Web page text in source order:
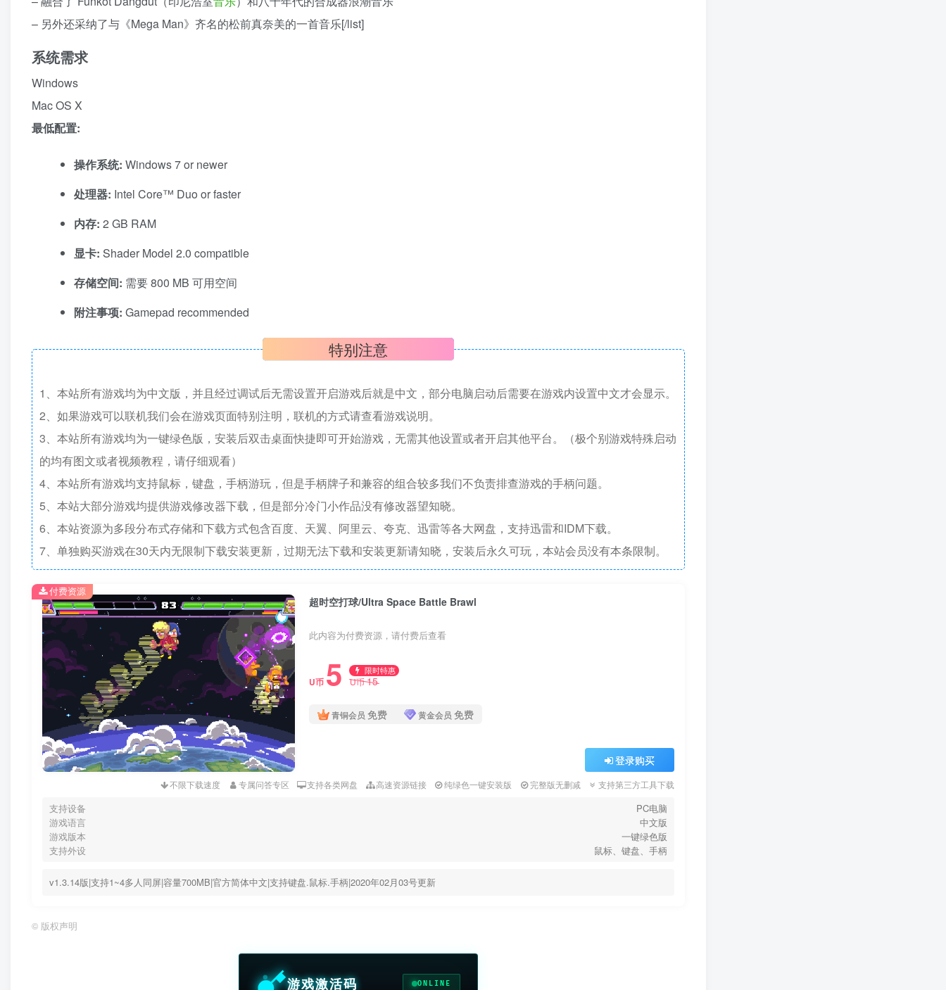
– 另外还采纳了与《Mega Man》齐名的松前真奈美的一首音乐[/list]
系统需求
Windows
Mac OS X
最低配置:
操作系统: Windows 7 or newer
处理器: Intel Core™ Duo or faster
内存: 2 GB RAM
显卡: Shader Model 2.0 compatible
存储空间: 需要 800 MB 可用空间
附注事项: Gamepad recommended
特别注意
1、本站所有游戏均为中文版，并且经过调试后无需设置开启游戏后就是中文，部分电脑启动后需要在游戏内设置中文才会显示。
2、如果游戏可以联机我们会在游戏页面特别注明，联机的方式请查看游戏说明。
3、本站所有游戏均为一键绿色版，安装后双击桌面快捷即可开始游戏，无需其他设置或者开启其他平台。（极个别游戏特殊启动
的均有图文或者视频教程，请仔细观看）
4、本站所有游戏均支持鼠标，键盘，手柄游玩，但是手柄牌子和兼容的组合较多我们不负责排查游戏的手柄问题。
5、本站大部分游戏均提供游戏修改器下载，但是部分冷门小作品没有修改器望知晓。
6、本站资源为多段分布式存储和下载方式包含百度、天翼、阿里云、夸克、迅雷等各大网盘，支持迅雷和IDM下载。
7、单独购买游戏在30天内无限制下载安装更新，过期无法下载和安装更新请知晓，安装后永久可玩，本站会员没有本条限制。
超时空打球/Ultra Space Battle Brawl
此内容为付费资源，请付费后查看
U币 5 限时特惠
U币15
青铜会员 免费 黄金会员 免费
登录购买
不限下载速度 专属问答专区 支持各类网盘 高速资源链接 纯绿色一键安装版 完整版无删减 支持第三方工具下载
支持设备
PC电脑
游戏语言
中文版
游戏版本
一键绿色版
支持外设
鼠标、键盘、手柄
v1.3.14版|支持1~4多人同屏|容量700MB|官方简体中文|支持键盘.鼠标.手柄|2020年02月03号更新
付费资源
© 版权声明
游戏激活码 ONLINE